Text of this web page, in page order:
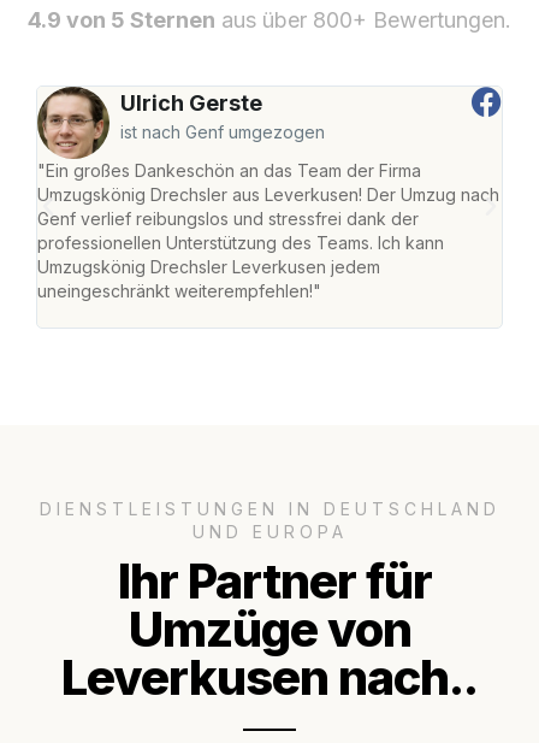
4.9 von 5 Sternen aus über 800+ Bewertungen.
Ulrich Gerste
ist nach Genf umgezogen
"Ein großes Dankeschön an das Team der Firma
Umzugskönig Drechsler aus Leverkusen! Der Umzug nach
Genf verlief reibungslos und stressfrei dank der
professionellen Unterstützung des Teams. Ich kann
Umzugskönig Drechsler Leverkusen jedem
uneingeschränkt weiterempfehlen!"
DIENSTLEISTUNGEN IN DEUTSCHLAND
UND EUROPA
Ihr Partner für
Umzüge von
Leverkusen nach..